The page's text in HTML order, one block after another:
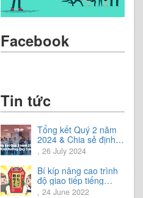
Facebook
Tin tức
Tổng kết Quý 2 năm
2024 & Chia sẻ định
hướng Quý 3 năm
2024
, 26 July 2024
Bí kíp nâng cao trình
độ giao tiếp tiếng
Nhật.
, 24 June 2022